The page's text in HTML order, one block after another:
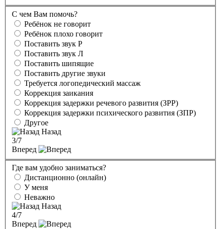
С чем Вам помочь?
Ребёнок не говорит
Ребёнок плохо говорит
Поставить звук Р
Поставить звук Л
Поставить шипящие
Поставить другие звуки
Требуется логопедический массаж
Коррекция заикания
Коррекция задержки речевого развития (ЗРР)
Коррекция задержки психического развития (ЗПР)
Другое
Назад
3/7
Вперед
Где вам удобно заниматься?
Дистанционно (онлайн)
У меня
Неважно
Назад
4/7
Вперед